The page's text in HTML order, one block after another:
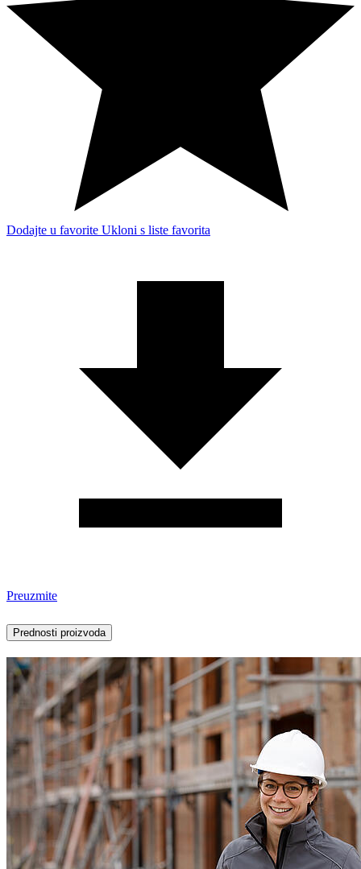
Dodajte u favorite Ukloni s liste favorita
Preuzmite
Prednosti proizvoda